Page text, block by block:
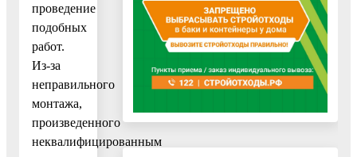
проведение
подобных
работ.
Из-за
неправильного
монтажа,
произведенного
неквалифицированным